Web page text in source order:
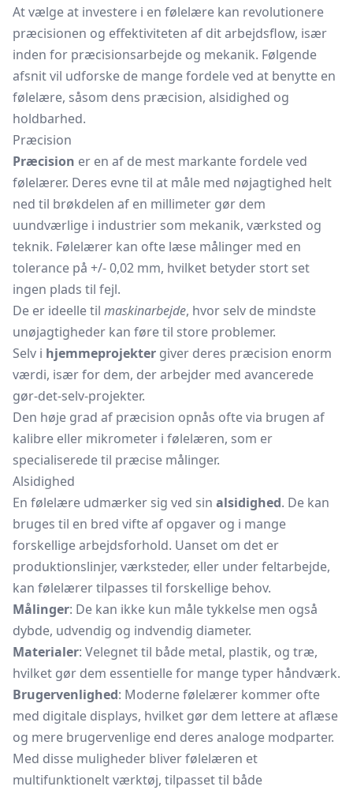
At vælge at investere i en følelære kan revolutionere
præcisionen og effektiviteten af dit arbejdsflow, især
inden for præcisionsarbejde og mekanik. Følgende
afsnit vil udforske de mange fordele ved at benytte en
følelære, såsom dens præcision, alsidighed og
holdbarhed.
Præcision
Præcision er en af de mest markante fordele ved
følelærer. Deres evne til at måle med nøjagtighed helt
ned til brøkdelen af en millimeter gør dem
uundværlige i industrier som mekanik, værksted og
teknik. Følelærer kan ofte læse målinger med en
tolerance på +/- 0,02 mm, hvilket betyder stort set
ingen plads til fejl.
De er ideelle til maskinarbejde, hvor selv de mindste
unøjagtigheder kan føre til store problemer.
Selv i hjemmeprojekter giver deres præcision enorm
værdi, især for dem, der arbejder med avancerede
gør-det-selv-projekter.
Den høje grad af præcision opnås ofte via brugen af
kalibre eller mikrometer i følelæren, som er
specialiserede til præcise målinger.
Alsidighed
En følelære udmærker sig ved sin alsidighed. De kan
bruges til en bred vifte af opgaver og i mange
forskellige arbejdsforhold. Uanset om det er
produktionslinjer, værksteder, eller under feltarbejde,
kan følelærer tilpasses til forskellige behov.
Målinger: De kan ikke kun måle tykkelse men også
dybde, udvendig og indvendig diameter.
Materialer: Velegnet til både metal, plastik, og træ,
hvilket gør dem essentielle for mange typer håndværk.
Brugervenlighed: Moderne følelærer kommer ofte
med digitale displays, hvilket gør dem lettere at aflæse
og mere brugervenlige end deres analoge modparter.
Med disse muligheder bliver følelæren et
multifunktionelt værktøj, tilpasset til både